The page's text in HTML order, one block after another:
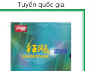
Tuyển quốc gia